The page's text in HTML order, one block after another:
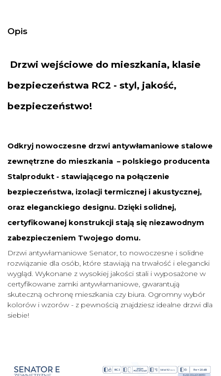
Opis
Drzwi wejściowe do mieszkania, klasie
bezpieczeństwa RC2 - styl, jakość,
bezpieczeństwo!
Odkryj nowoczesne drzwi antywłamaniowe stalowe
zewnętrzne do mieszkania – polskiego producenta
Stalprodukt - stawiającego na połączenie
bezpieczeństwa, izolacji termicznej i akustycznej,
oraz eleganckiego designu. Dzięki solidnej,
certyfikowanej konstrukcji stają się niezawodnym
zabezpieczeniem Twojego domu.
Drzwi antywłamaniowe Senator, to nowoczesne i solidne
rozwiązanie dla osób, które stawiają na trwałość i elegancki
wygląd. Wykonane z wysokiej jakości stali i wyposażone w
certyfikowane zamki antywłamaniowe, gwarantują
skuteczną ochronę mieszkania czy biura. Ogromny wybór
kolorów i wzorów - z pewnością znajdziesz idealne drzwi dla
siebie!